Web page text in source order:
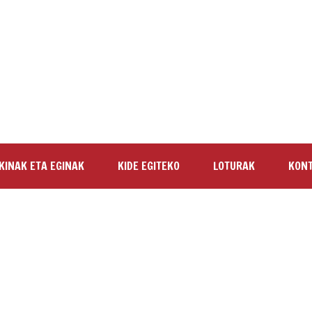
ETA EGINAK KIDE EGITEKO LOTURAK